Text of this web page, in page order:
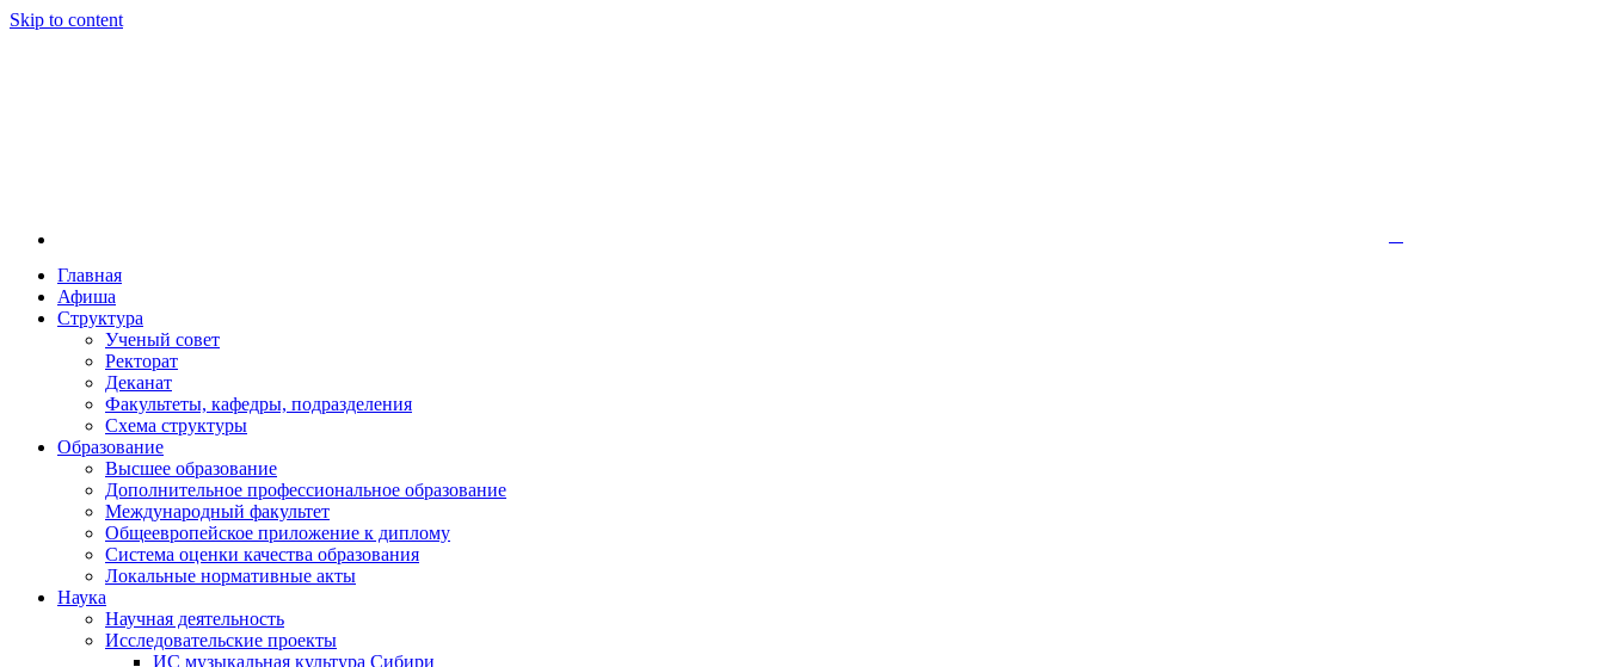
Skip to content
Новосибирская государственная консерватория имени М. И. Глинки
Новосибирская государственная консерватория имени М. И. Глинки — высшее музыкальное учебное заведение в Новосибирске. Основанная в 1956
году распоряжением совмина РСФСР и указом министерства культуры РСФСР, консерватория стала первым музыкальным высшим учебным
заведением в Сибири[2] и до сих пор остаётся единственным за пределами европейской части России[3]. С 1957 года она носит имя Михаила Ивановича
Глинки.
Главная
Афиша
Структура
Ученый совет
Ректорат
Деканат
Факультеты, кафедры, подразделения
Схема структуры
Образование
Высшее образование
Дополнительное профессиональное образование
Международный факультет
Общеевропейское приложение к диплому
Система оценки качества образования
Локальные нормативные акты
Наука
Научная деятельность
Исследовательские проекты
ИС музыкальная культура Сибири